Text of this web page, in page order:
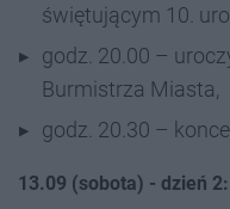
świętującym 10.
godz. 20.00 –
Burmistrza Miasta,
godz. 20.30 –
13.09 (sobota) - dzień 2: